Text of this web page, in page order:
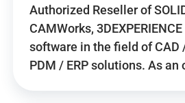
Authorized Reseller of
CAMWorks,
software in the field of CAD
PDM / ERP solutions. As